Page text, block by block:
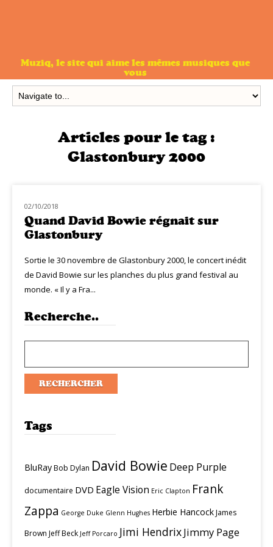
Muziq, le site qui aime les mêmes musiques que
vous
Articles pour le tag :
Glastonbury 2000
MUZIQ NEWS
02/10/2018
Quand David Bowie régnait sur
Glastonbury
Sortie le 30 novembre de Glastonbury 2000, le concert inédit
de David Bowie sur les planches du plus grand festival au
monde. « Il y a Fra...
Recherche..
Tags
BluRayBob Dylan David Bowie Deep Purple
documentaire DVD Eagle Vision Eric Clapton Frank
Zappa George Duke Glenn Hughes Herbie HancockJames
Brown Jeff Beck Jeff Porcaro Jimi HendrixJimmy Page